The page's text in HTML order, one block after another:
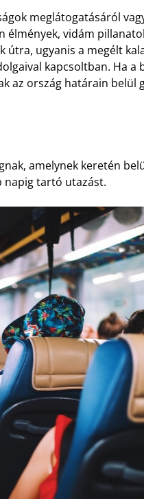
meglátogatásáról
élmények, vidám
útra, ugyanis a megélt
kapcsoltban. Ha a
az ország határain belül
amelynek keretén
napig tartó utazást.